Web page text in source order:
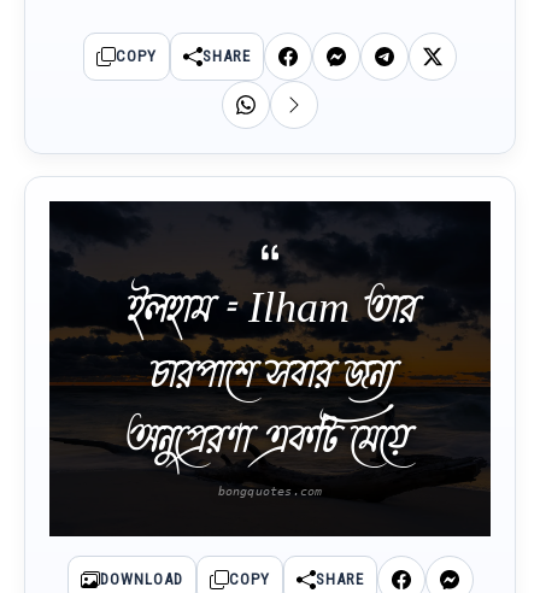
COPY SHARE
ইলহাম‌ ‌= Ilham তার‌
‌চারপাশে‌ ‌সবার‌ ‌জন্য‌
অনুপ্রেরণা‌ একটি‌ ‌মেয়ে‌ ‌
DOWNLOAD COPY SHARE